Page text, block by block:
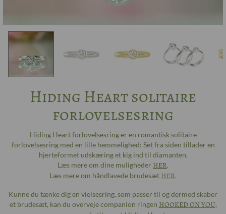
Hiding Heart solitaire
forlovelsesring
Hiding Heart forlovelsesring er en romantisk solitaire
forlovelsesring med en lille hemmelighed: Set fra siden tillader en
hjerteformet udskæring et kig ind til diamanten.
Læs mere om dine muligheder HER.
Læs mere om håndlavede brudesæt HER.
Kunne du tænke dig en vielsesring, som passer til og dermed skaber
et brudesæt, kan du overveje companion ringen HOOKED ON YOU,